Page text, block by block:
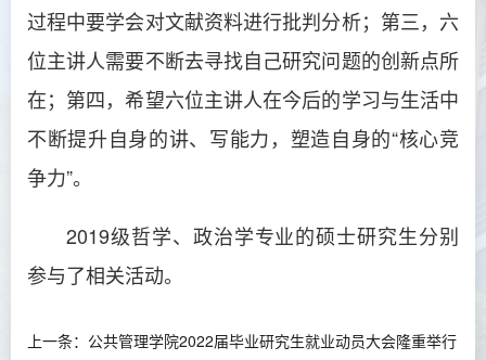
过程中要学会对文献资料进行批判分析；第三，六
位主讲人需要不断去寻找自己研究问题的创新点所
在；第四，希望六位主讲人在今后的学习与生活中
不断提升自身的讲、写能力，塑造自身的“核心竞
争力”。
2019级哲学、政治学专业的硕士研究生分别
参与了相关活动。
上一条： 公共管理学院2022届毕业研究生就业动员大会隆重举行